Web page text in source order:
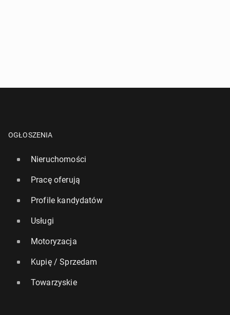
OGŁOSZENIA
Nieruchomości
Pracę oferują
Profile kandydatów
Usługi
Motoryzacja
Kupię / Sprzedam
Towarzyskie